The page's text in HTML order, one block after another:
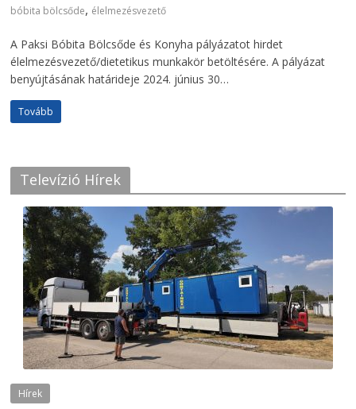
bóbita bölcsőde, élelmezésvezető
A Paksi Bóbita Bölcsőde és Konyha pályázatot hirdet
élelmezésvezető/dietetikus munkakör betöltésére. A pályázat
benyújtásának határideje 2024. június 30…
Tovább
Televízió Hírek
Hírek